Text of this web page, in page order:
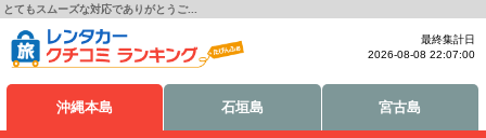
とてもスムーズな対応でありがとうご...
最終集計日
2026-08-08 22:07:00
沖縄本島 石垣島 宮古島